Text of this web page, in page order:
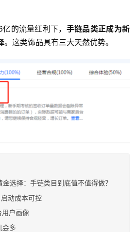
的流量红利下， 手链品类正成为新
。这类饰品具有三大天然优势。
选择：手链类目到底值不值得做？
动成本可控
户画像
会多